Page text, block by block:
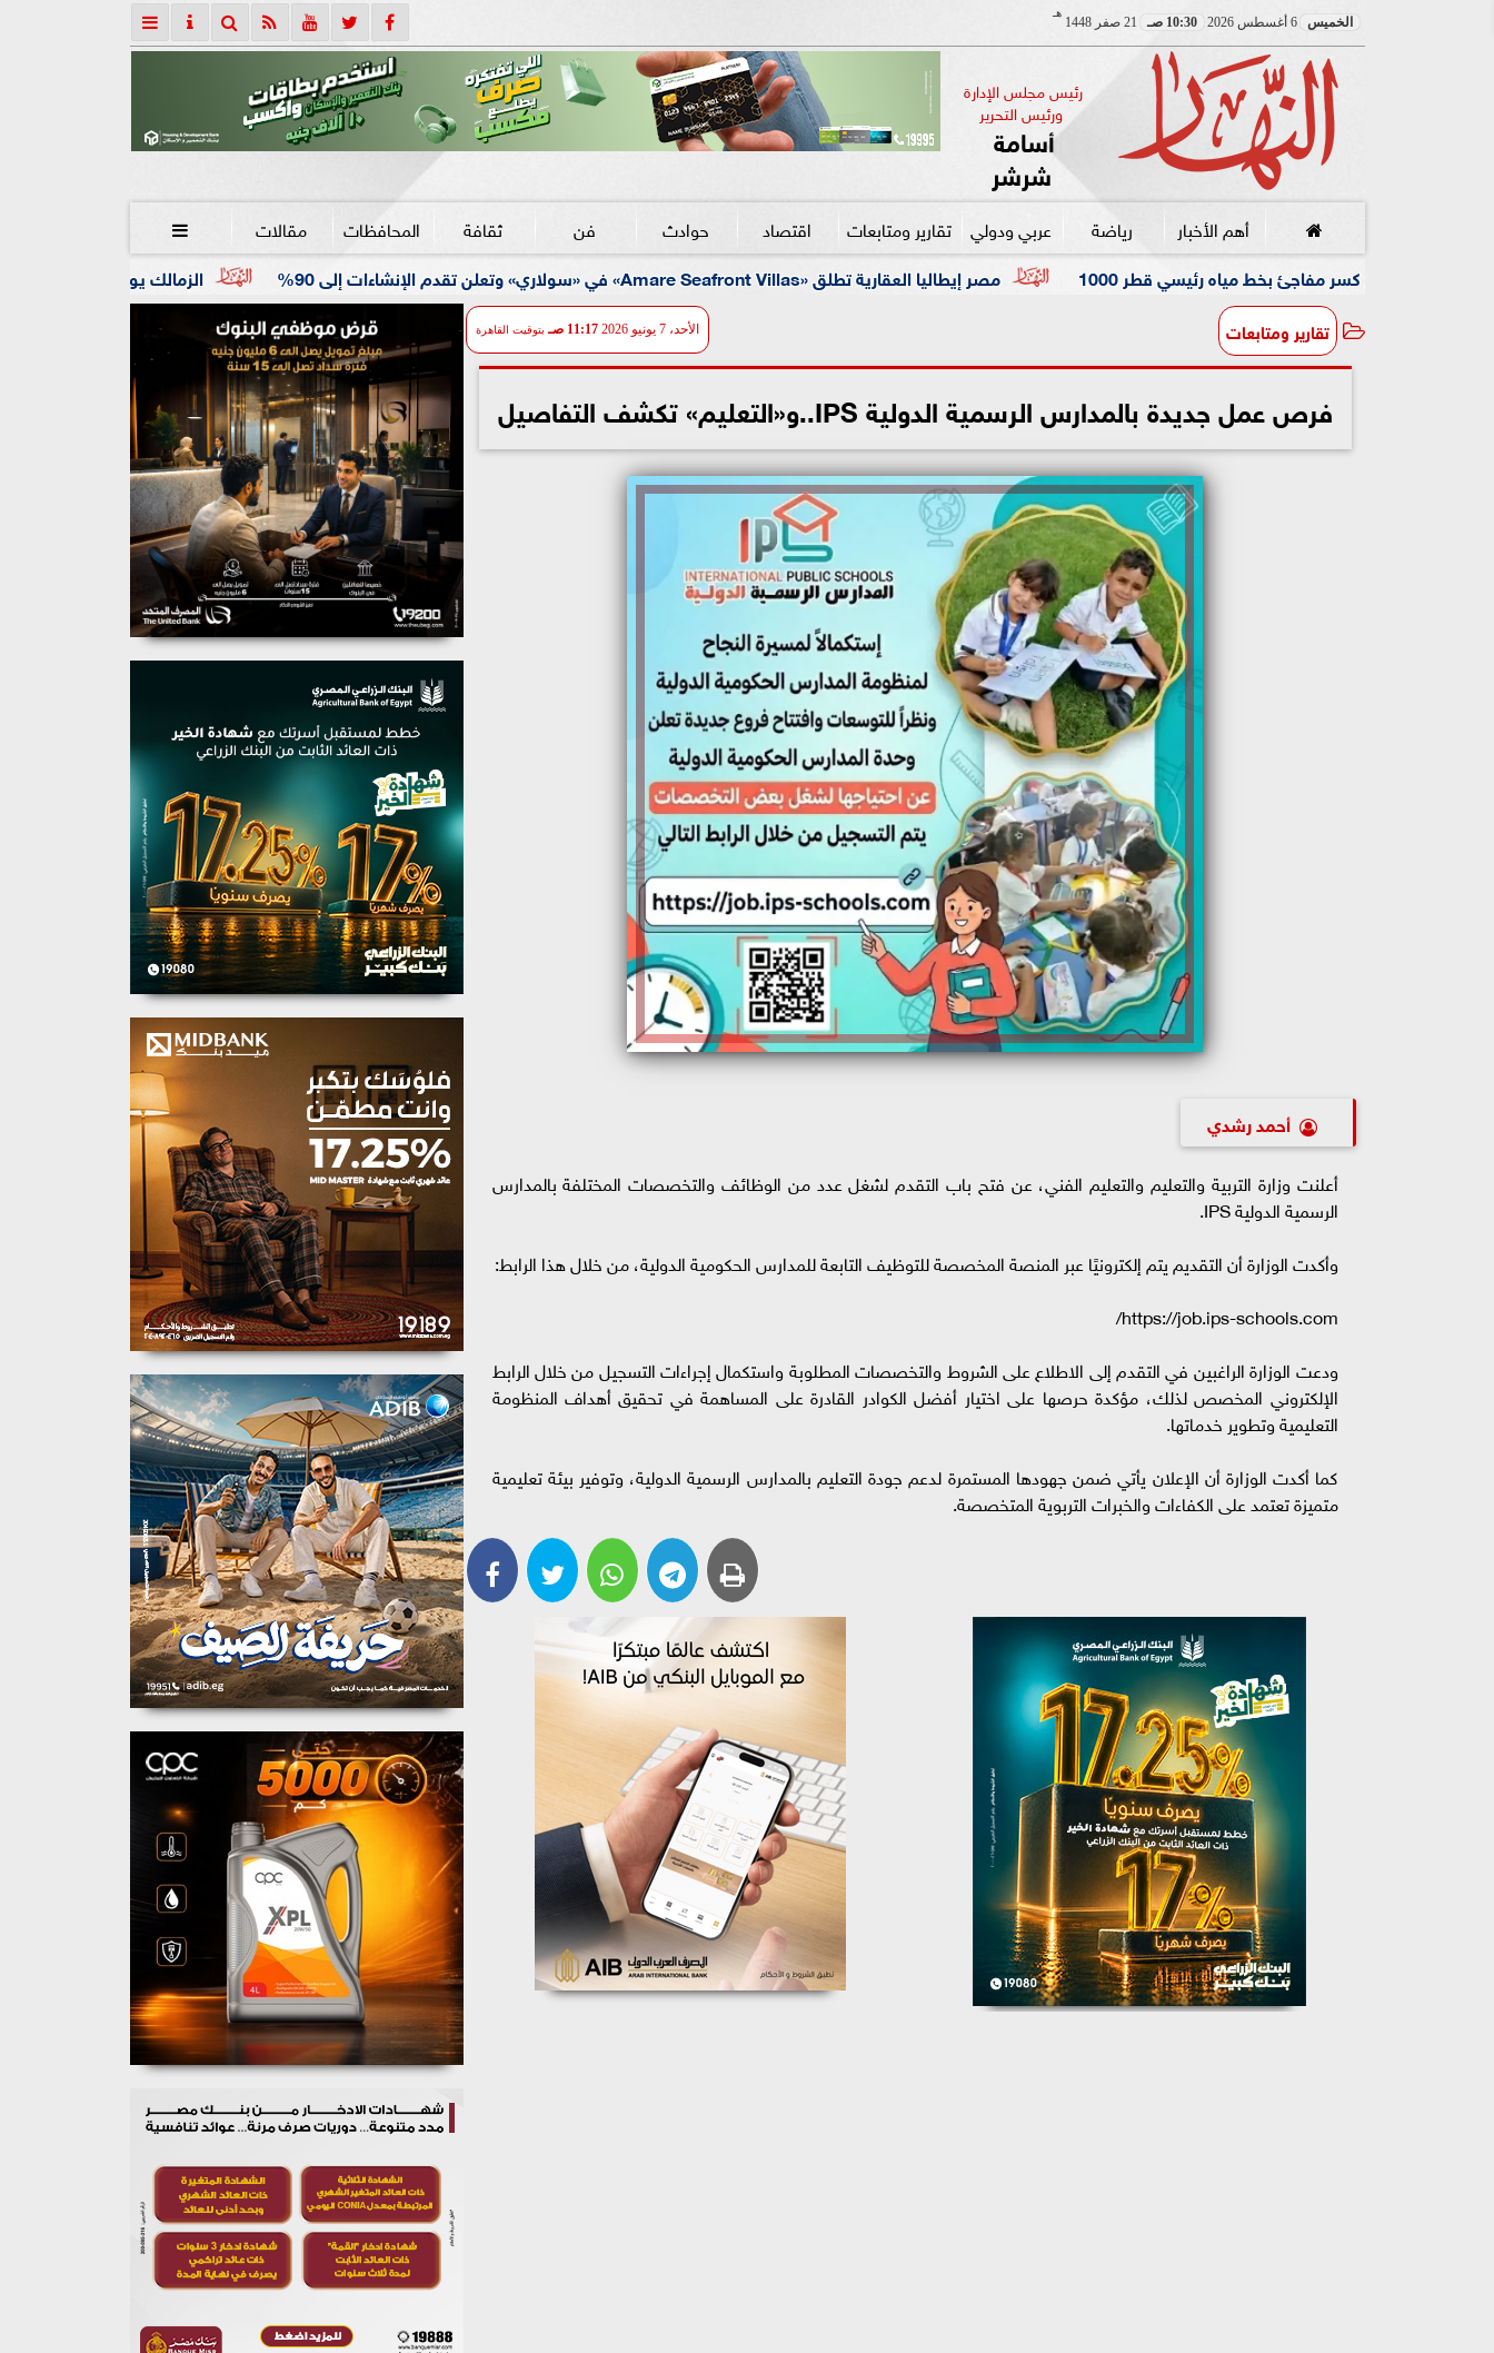
الخميس 6 أغسطس 2026 10:30 صـ 21 صفر 1448
هـ
رئيس مجلس الإدارة
ورئيس التحرير
أسامة
شرشر
أهم الأخبار رياضة عربي ودولي تقارير ومتابعات اقتصاد حوادث فن ثقافة المحافظات مقالات 
الزمالك يواصل استعداداته للموسم الجديد.. مصر إيطاليا العقارية تطلق «Amare Seafront Villas» في «سولاري» وتعلن تقدم الإنشاءات إلى 90% مفاجئ بخط مياه رئيسي قطر 1000
تقارير ومتابعات الأحد، 7 يونيو 2026 11:17 صـ بتوقيت القاهرة
فرص عمل جديدة بالمدارس الرسمية الدولية IPS..و«التعليم» تكشف التفاصيل
أحمد رشدي
أعلنت وزارة التربية والتعليم والتعليم الفني، عن فتح باب التقدم لشغل عدد من الوظائف والتخصصات المختلفة بالمدارس
الرسمية الدولية IPS.
وأكدت الوزارة أن التقديم يتم إلكترونيًا عبر المنصة المخصصة للتوظيف التابعة للمدارس الحكومية الدولية، من خلال هذا الرابط:
https://job.ips-schools.com/
ودعت الوزارة الراغبين في التقدم إلى الاطلاع على الشروط والتخصصات المطلوبة واستكمال إجراءات التسجيل من خلال الرابط
الإلكتروني المخصص لذلك، مؤكدة حرصها على اختيار أفضل الكوادر القادرة على المساهمة في تحقيق أهداف المنظومة
التعليمية وتطوير خدماتها.
كما أكدت الوزارة أن الإعلان يأتي ضمن جهودها المستمرة لدعم جودة التعليم بالمدارس الرسمية الدولية، وتوفير بيئة تعليمية
متميزة تعتمد على الكفاءات والخبرات التربوية المتخصصة.